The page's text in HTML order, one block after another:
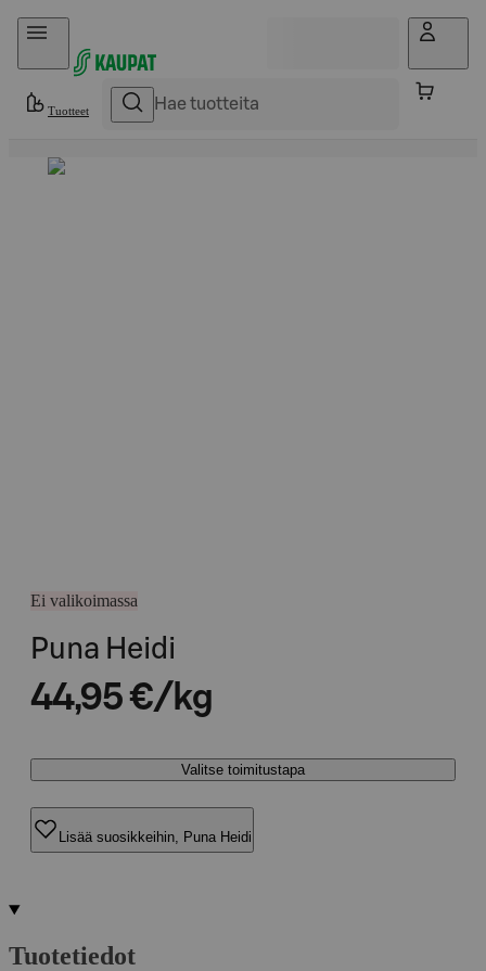
Hyppää sisältöön
Tuotteet
Ei valikoimassa
Puna Heidi
44,95 €/kg
Valitse toimitustapa
Lisää suosikkeihin, Puna Heidi
Tuotetiedot